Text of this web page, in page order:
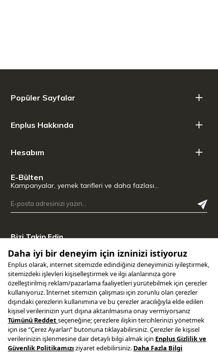
Popüler Sayfalar
Enplus Hakkında
Hesabım
E-Bülten
Kampanyalar, yemek tarifleri ve daha fazlası…
Bizi Takip Edin
Uygulamamızı İndirin
Copyright © 2025 ENPLUS | Tüm hakları saklıdır.